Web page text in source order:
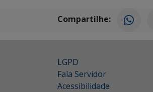
Compartilhe:
LGPD
Fala Servidor
Acessibilidade